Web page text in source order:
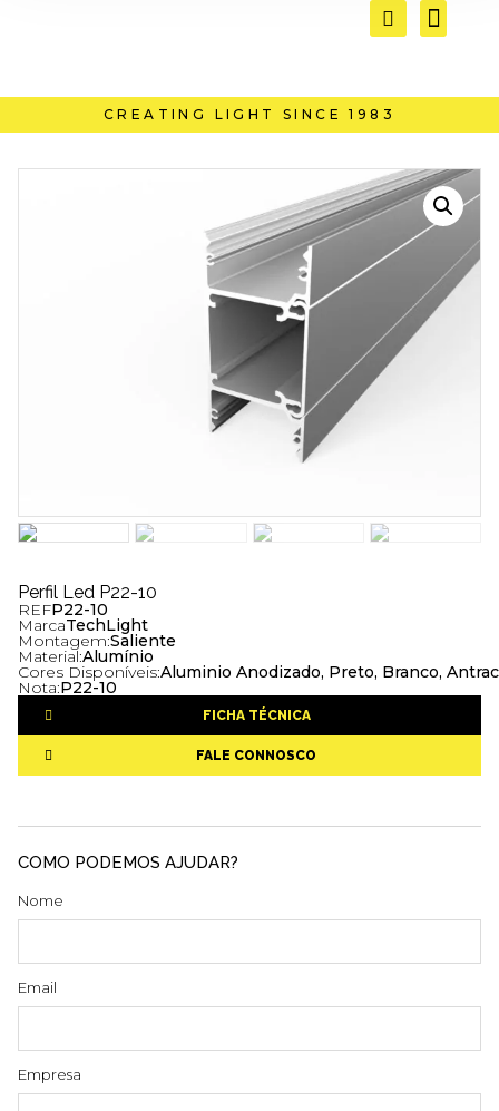
CREATING LIGHT SINCE 1983
Perfil Led P22-10
REFP22-10
MarcaTechLight
Montagem:Saliente
Material:Alumínio
Cores Disponíveis:Aluminio Anodizado, Preto, Branco,
Nota:P22-10
FICHA TÉCNICA
FALE CONNOSCO
COMO PODEMOS AJUDAR?
Nome
Email
Empresa